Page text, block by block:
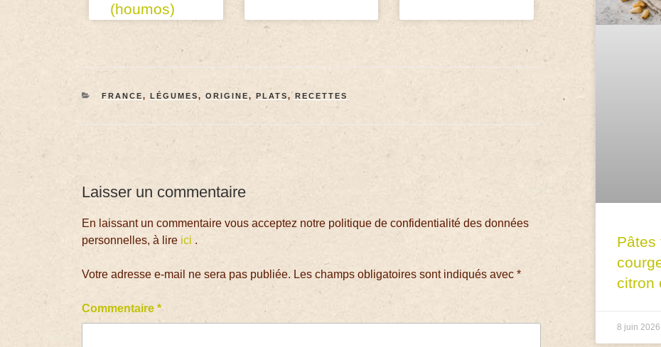
(houmos)
FRANCE, LÉGUMES, ORIGINE, PLATS, RECETTES
Laisser un commentaire
En laissant un commentaire vous acceptez notre politique de confidentialité des données
personnelles, à lire ici .
Votre adresse e-mail ne sera pas publiée. Les champs obligatoires sont indiqués avec*
Commentaire*
Pâtes
citron
8 juin 2026